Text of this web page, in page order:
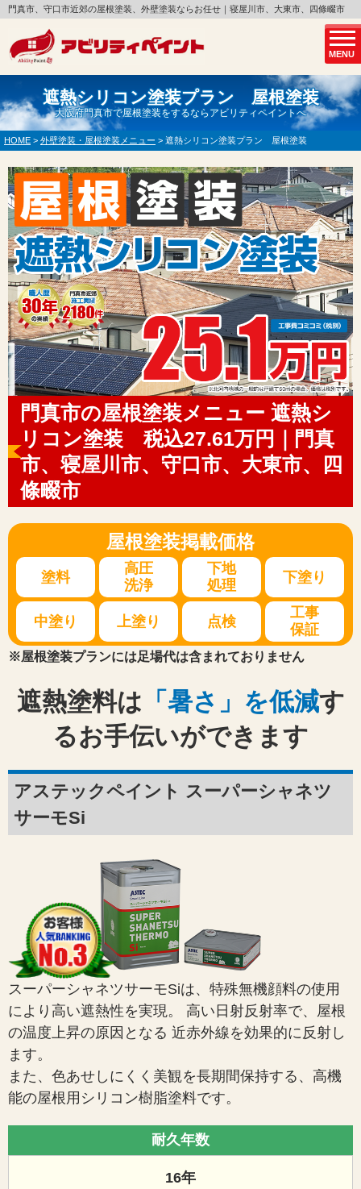
MENU
門真市、守口市近郊の屋根塗装、外壁塗装ならお任せ｜寝屋川市、大東市、四條畷市
遮熱シリコン塗装プラン 屋根塗装
大阪府門真市で屋根塗装をするならアビリティペイントへ
HOME > 外壁塗装・屋根塗装メニュー > 遮熱シリコン塗装プラン 屋根塗装
門真市の屋根塗装メニュー 遮熱シ
リコン塗装 税込27.61万円｜門真
市、寝屋川市、守口市、大東市、四
條畷市
屋根塗装掲載価格
塗料
高圧
洗浄
下地
処理
下塗り
中塗り 上塗り 点検
工事
保証
※屋根塗装プランには足場代は含まれておりません
遮熱塗料は 「暑さ」を低減す
るお手伝いができます
アステックペイント スーパーシャネツ
サーモSi
スーパーシャネツサーモSiは、特殊無機顔料の使用
により高い遮熱性を実現。 高い日射反射率で、屋根
の温度上昇の原因となる 近赤外線を効果的に反射し
ます。
また、色あせしにくく美観を長期間保持する、高機
能の屋根用シリコン樹脂塗料です。
耐久年数
16年